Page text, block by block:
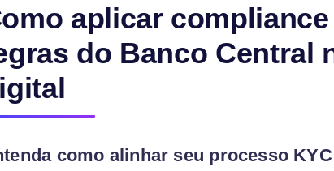
aplicar
do Banco Central
como alinhar seu processo